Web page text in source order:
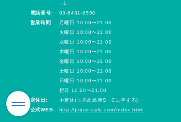
−１
電話番号:
03-6431-0550
営業時間:
月曜日 10:00〜21:00
火曜日 10:00〜21:00
水曜日 10:00〜21:00
木曜日 10:00〜21:00
金曜日 10:00〜21:00
土曜日 10:00〜21:00
日曜日 10:00〜21:00
祝日 10:00〜21:00
定休日:
不定休(玉川高島屋S・Cに準ずる)
公式WEB:
http://pique-cafe.com/index.html